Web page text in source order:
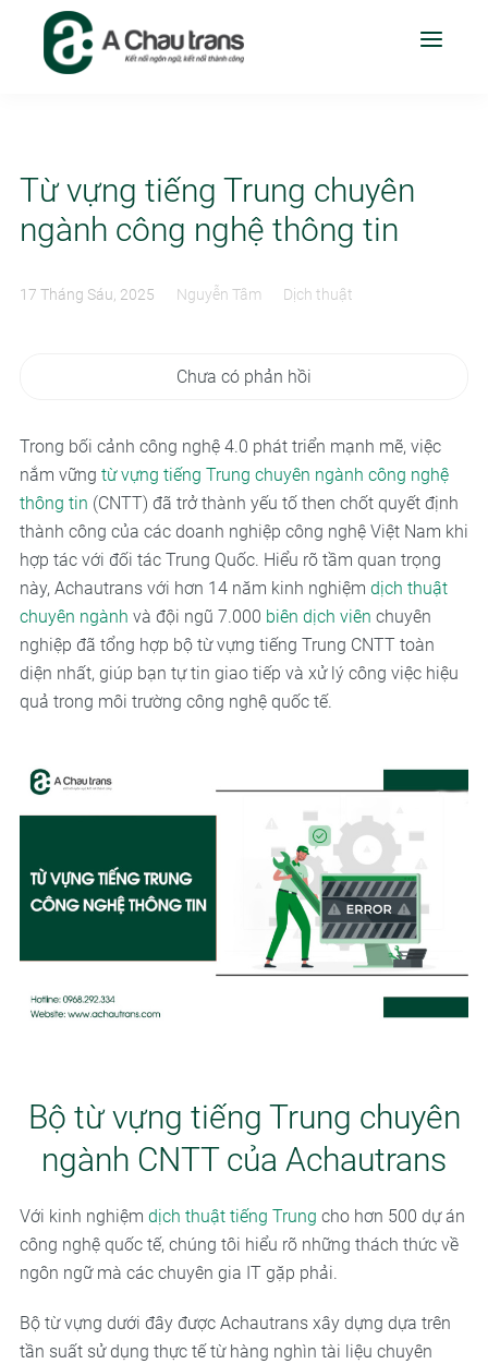
Từ vựng tiếng Trung chuyên
ngành công nghệ thông tin
17 Tháng Sáu, 2025 Nguyễn Tâm Dịch thuật
Chưa có phản hồi
Trong bối cảnh công nghệ 4.0 phát triển mạnh mẽ, việc
nắm vững từ vựng tiếng Trung chuyên ngành công nghệ
thông tin (CNTT) đã trở thành yếu tố then chốt quyết định
thành công của các doanh nghiệp công nghệ Việt Nam khi
hợp tác với đối tác Trung Quốc. Hiểu rõ tầm quan trọng
này, Achautrans với hơn 14 năm kinh nghiệm dịch thuật
chuyên ngành và đội ngũ 7.000 biên dịch viên chuyên
nghiệp đã tổng hợp bộ từ vựng tiếng Trung CNTT toàn
diện nhất, giúp bạn tự tin giao tiếp và xử lý công việc hiệu
quả trong môi trường công nghệ quốc tế.
Bộ từ vựng tiếng Trung chuyên
ngành CNTT của Achautrans
Với kinh nghiệm dịch thuật tiếng Trung cho hơn 500 dự án
công nghệ quốc tế, chúng tôi hiểu rõ những thách thức về
ngôn ngữ mà các chuyên gia IT gặp phải.
Bộ từ vựng dưới đây được Achautrans xây dựng dựa trên
tần suất sử dụng thực tế từ hàng nghìn tài liệu chuyên